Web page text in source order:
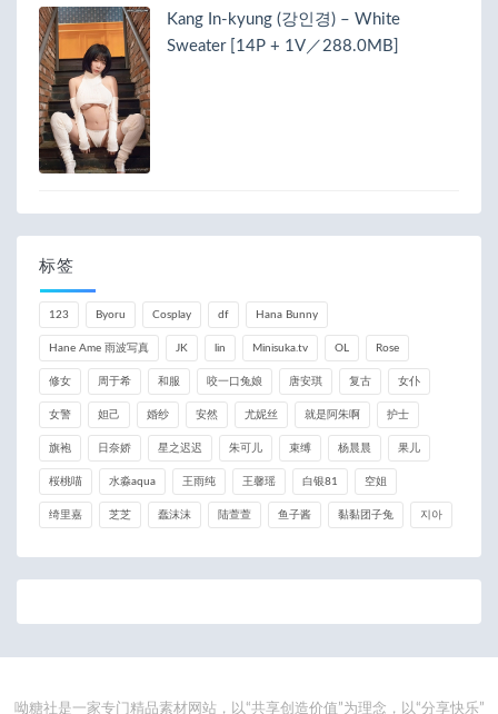
Kang In-kyung (강인경) – White
Sweater [14P + 1V／288.0MB]
标签
123 Byoru Cosplay df Hana Bunny
Hane Ame 雨波写真 JK lin Minisuka.tv OL Rose
修女 周于希 和服 咬一口兔娘 唐安琪 复古 女仆
女警 妲己 婚纱 安然 尤妮丝 就是阿朱啊 护士
旗袍 日奈娇 星之迟迟 朱可儿 束缚 杨晨晨 果儿
桜桃喵 水淼aqua 王雨纯 王馨瑶 白银81 空姐
绮里嘉 芝芝 蠢沫沫 陆萱萱 鱼子酱 黏黏团子兔 지아
呦糖社是一家专门精品素材网站，以“共享创造价值”为理念，以“分享快乐”